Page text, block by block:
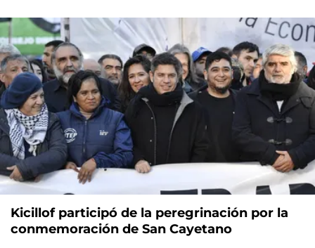
Kicillof participó de la peregrinación por la
conmemoración de San Cayetano